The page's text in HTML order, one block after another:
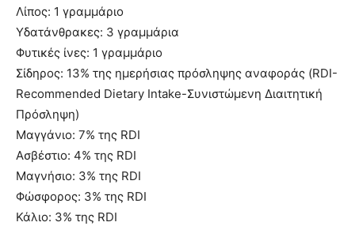
Λίπος: 1 γραμμάριο
Υδατάνθρακες: 3 γραμμάρια
Φυτικές ίνες: 1 γραμμάριο
Σίδηρος: 13% της ημερήσιας πρόσληψης αναφοράς (RDI-
Recommended Dietary Intake-Συνιστώμενη Διαιτητική
Πρόσληψη)
Μαγγάνιο: 7% της RDI
Ασβέστιο: 4% της RDI
Μαγνήσιο: 3% της RDI
Φώσφορος: 3% της RDI
Κάλιο: 3% της RDI